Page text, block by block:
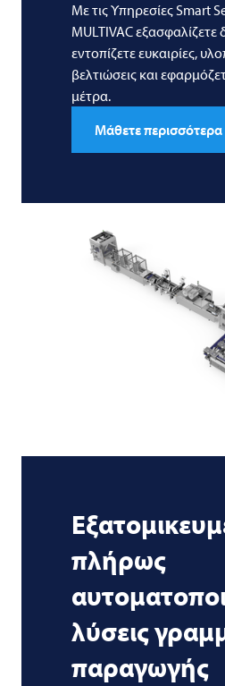
Με τις Υπηρεσίες Smart
MULTIVAC εξασφαλίζετε
εντοπίζετε ευκαιρίες,
βελτιώσεις και
μέτρα.
Μάθετε περισσότερα
πλήρως
λύσεις
παραγωγής